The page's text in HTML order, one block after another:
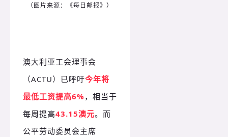
（图片来源：《每日邮报》）
澳大利亚工会理事会
（ACTU）已呼吁今年将
最低工资提高6% ，相当于
每周提高43.15澳元。而
公平劳动委员会主席